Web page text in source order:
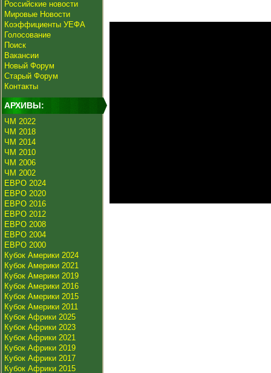
Российские новости
Мировые Новости
Коэффициенты УЕФА
Голосование
Поиск
Вакансии
Новый Форум
Старый Форум
Контакты
АРХИВЫ:
ЧМ 2022
ЧМ 2018
ЧМ 2014
ЧМ 2010
ЧМ 2006
ЧМ 2002
ЕВРО 2024
ЕВРО 2020
ЕВРО 2016
ЕВРО 2012
ЕВРО 2008
ЕВРО 2004
ЕВРО 2000
Кубок Америки 2024
Кубок Америки 2021
Кубок Америки 2019
Кубок Америки 2016
Кубок Америки 2015
Кубок Америки 2011
Кубок Африки 2025
Кубок Африки 2023
Кубок Африки 2021
Кубок Африки 2019
Кубок Африки 2017
Кубок Африки 2015